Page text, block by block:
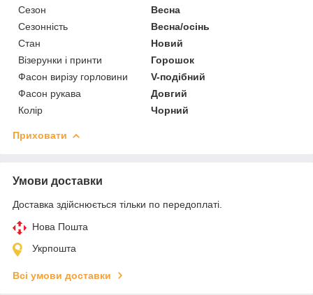
Сезон
Весна
Сезонність
Весна/осінь
Стан
Новий
Візерунки і принти
Горошок
Фасон вирізу горловини
V-подібний
Фасон рукава
Довгий
Колір
Чорний
Приховати
Умови доставки
Доставка здійснюється тільки по передоплаті.
Нова Пошта
Укрпошта
Всі умови доставки